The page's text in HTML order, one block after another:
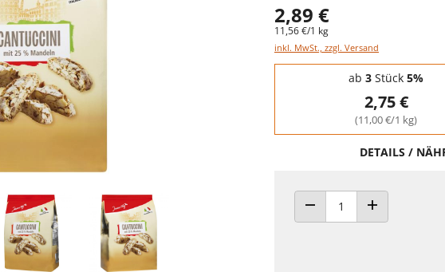
2,89 €
11,56 €/1 kg
inkl. MwSt., zzgl. Versand
Staffelpreise - Mengenrabatt
ab 3 Stück 5%
2,75 €
(11,00 €/1 kg)
DETAILS /
ANZAHL VERRINGERN
ANZAHL